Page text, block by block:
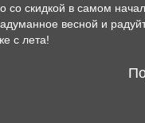
со скидкой в самом
весной и
с лета!